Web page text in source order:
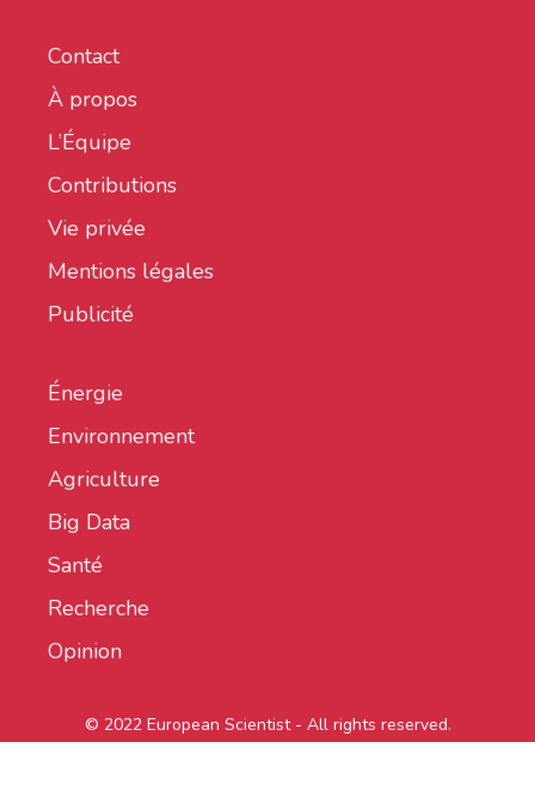
Contact
À propos
L’Équipe
Contributions
Vie privée
Mentions légales
Publicité
Énergie
Environnement
Agriculture
Big Data
Santé
Recherche
Opinion
© 2022 European Scientist - All rights reserved.